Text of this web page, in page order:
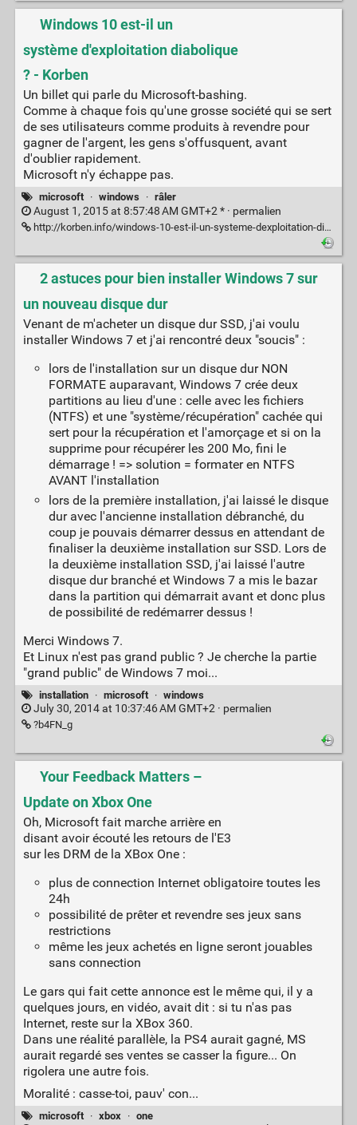
Windows 10 est-il un
système d'exploitation diabolique
? - Korben
Un billet qui parle du Microsoft-bashing.
Comme à chaque fois qu'une grosse société qui se sert
de ses utilisateurs comme produits à revendre pour
gagner de l'argent, les gens s'offusquent, avant
d'oublier rapidement.
Microsoft n'y échappe pas.
microsoft · windows · râler
August 1, 2015 at 8:57:48 AM GMT+2 * · permalien
http://korben.info/windows-10-est-il-un-systeme-dexploitation-diabolique.html
2 astuces pour bien installer Windows 7 sur
un nouveau disque dur
Venant de m'acheter un disque dur SSD, j'ai voulu
installer Windows 7 et j'ai rencontré deux "soucis" :
lors de l'installation sur un disque dur NON
FORMATE auparavant, Windows 7 crée deux
partitions au lieu d'une : celle avec les fichiers
(NTFS) et une "système/récupération" cachée qui
sert pour la récupération et l'amorçage et si on la
supprime pour récupérer les 200 Mo, fini le
démarrage ! => solution = formater en NTFS
AVANT l'installation
lors de la première installation, j'ai laissé le disque
dur avec l'ancienne installation débranché, du
coup je pouvais démarrer dessus en attendant de
finaliser la deuxième installation sur SSD. Lors de
la deuxième installation SSD, j'ai laissé l'autre
disque dur branché et Windows 7 a mis le bazar
dans la partition qui démarrait avant et donc plus
de possibilité de redémarrer dessus !
Merci Windows 7.
Et Linux n'est pas grand public ? Je cherche la partie
"grand public" de Windows 7 moi...
installation · microsoft · windows
July 30, 2014 at 10:37:46 AM GMT+2 · permalien
?b4FN_g
Your Feedback Matters –
Update on Xbox One
Oh, Microsoft fait marche arrière en
disant avoir écouté les retours de l'E3
sur les DRM de la XBox One :
plus de connection Internet obligatoire toutes les
24h
possibilité de prêter et revendre ses jeux sans
restrictions
même les jeux achetés en ligne seront jouables
sans connection
Le gars qui fait cette annonce est le même qui, il y a
quelques jours, en vidéo, avait dit : si tu n'as pas
Internet, reste sur la XBox 360.
Dans une réalité parallèle, la PS4 aurait gagné, MS
aurait regardé ses ventes se casser la figure... On
rigolera une autre fois.
Moralité : casse-toi, pauv' con...
microsoft · xbox · one